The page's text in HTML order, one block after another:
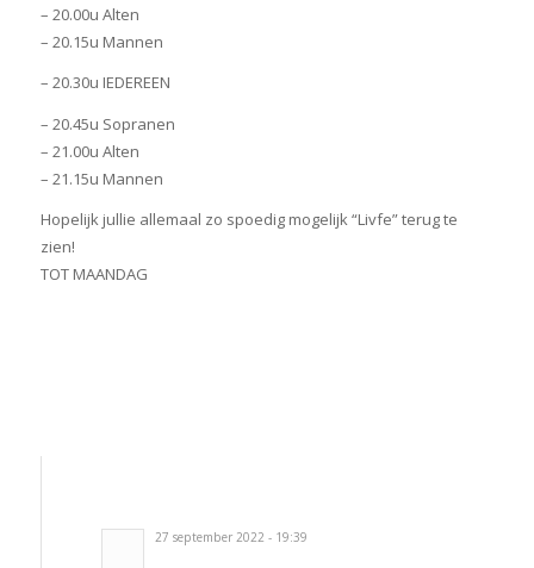
– 20.00u Alten
– 20.15u Mannen
– 20.30u IEDEREEN
– 20.45u Sopranen
– 21.00u Alten
– 21.15u Mannen
Hopelijk jullie allemaal zo spoedig mogelijk “Livfe” terug te
zien!
TOT MAANDAG
27 september 2022 - 19:39